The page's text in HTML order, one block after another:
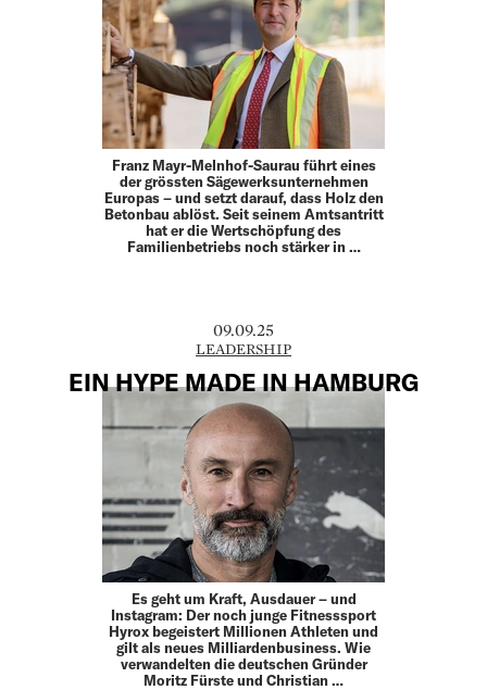
Franz Mayr-Melnhof-Saurau führt eines
der grössten ­Sägewerksunternehmen
Europas – und setzt darauf, dass Holz den
Betonbau ablöst. Seit seinem Amtsantritt
hat er die Wertschöpfung des
Familienbetriebs noch stärker in …
09.09.25
LEADERSHIP
EIN HYPE MADE IN HAMBURG
Es geht um Kraft, Ausdauer – und
Instagram: Der noch junge Fitnesssport
Hyrox begeistert Millionen Athleten und
gilt als neues Milliardenbusiness. Wie
verwandelten die deutschen Gründer
Moritz Fürste und Christian …